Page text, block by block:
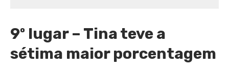
9º lugar – Tina teve a
sétima maior porcentagem